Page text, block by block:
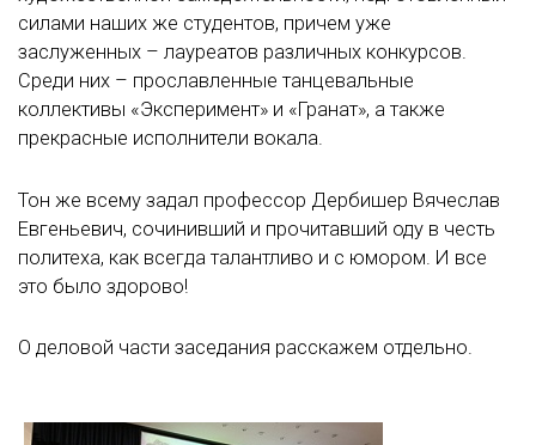
силами наших же студентов, причем уже
заслуженных – лауреатов различных конкурсов.
Среди них – прославленные танцевальные
коллективы «Эксперимент» и «Гранат», а также
прекрасные исполнители вокала.
Тон же всему задал профессор Дербишер Вячеслав
Евгеньевич, сочинивший и прочитавший оду в честь
политеха, как всегда талантливо и с юмором. И все
это было здорово!
О деловой части заседания расскажем отдельно.